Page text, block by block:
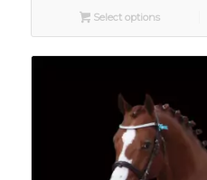
Select options